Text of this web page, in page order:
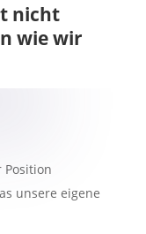
nicht
wie wir
unsere eigene